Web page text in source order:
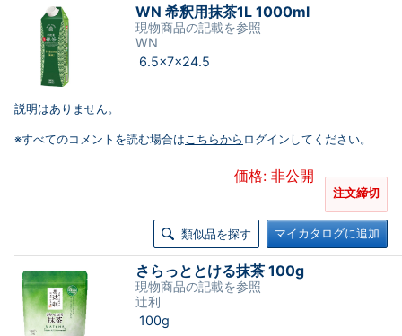
WN 希釈用抹茶1L 1000ml
現物商品の記載を参照
WN
6.5×7×24.5
説明はありません。
※すべてのコメントを読む場合はこちらから ログインしてください。
価格: 非公開
注文締切
類似品を探す マイカタログに追加
さらっととける抹茶 100g
現物商品の記載を参照
辻利
100g